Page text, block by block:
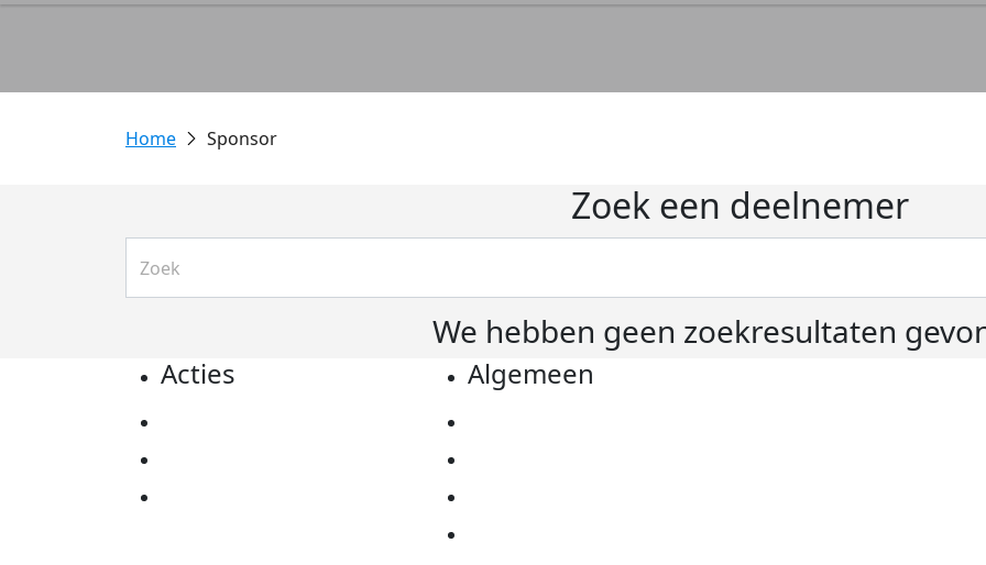
Sponsor
Zoek een deelnemer
We hebben geen zoekresultaten
Acties Algemeen